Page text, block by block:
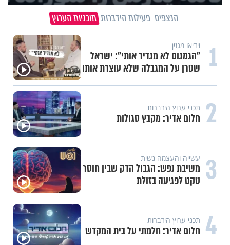
הנצפים פעילות הידברות תוכניות הערוץ
1 וידיאו מגזין
"הגמגום לא מגדיר אותי": ישראל
שטרן על המגבלה שלא עוצרת אותו
2 תכני ערוץ הידברות
חלום אדיר: מקבץ סגולות
3 עשייה והעצמה נשית
משיבת נפש: הגבול הדק שבין חוסר
טקט לפגיעה בזולת
4 תכני ערוץ הידברות
חלום אדיר: חלמתי על בית המקדש